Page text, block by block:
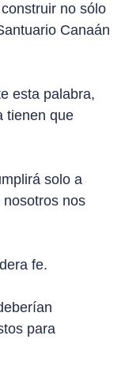
no sólo
Canaán
esta palabra,
tienen que
solo a
nos
fe.
para